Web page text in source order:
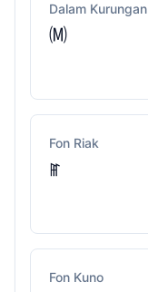
Dalam Kurungan
🄜
Fon Riak
ꂵ
Fon Kuno